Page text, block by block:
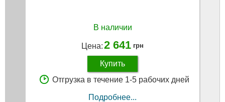
В наличии
Цена:2 641 грн
Купить
Отгрузка в течение 1-5 рабочих дней
Подробнее...